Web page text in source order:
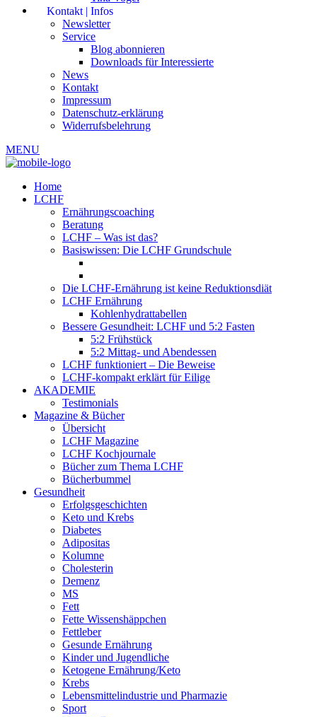
Kontakt | Infos
Newsletter
Service
Blog abonnieren
Downloads für Interessierte
News
Kontakt
Impressum
Datenschutz-erklärung
Widerrufsbelehrung
MENU
Home
LCHF
Ernährungscoaching
Beratung
LCHF – Was ist das?
Basiswissen: Die LCHF Grundschule
Die LCHF-Ernährung ist keine Reduktionsdiät
LCHF Ernährung
Kohlenhydrattabellen
Bessere Gesundheit: LCHF und 5:2 Fasten
5:2 Frühstück
5:2 Mittag- und Abendessen
LCHF funktioniert – Die Beweise
LCHF-kompakt erklärt für Eilige
AKADEMIE
Testimonials
Magazine & Bücher
Übersicht
LCHF Magazine
LCHF Kochjournale
Bücher zum Thema LCHF
Bücherbummel
Gesundheit
Erfolgsgeschichten
Keto und Krebs
Diabetes
Adipositas
Kolumne
Cholesterin
Demenz
MS
Fett
Fette Wissenshäppchen
Fettleber
Gesunde Ernährung
Kinder und Jugendliche
Ketogene Ernährung/Keto
Krebs
Lebensmittelindustrie und Pharmazie
Sport